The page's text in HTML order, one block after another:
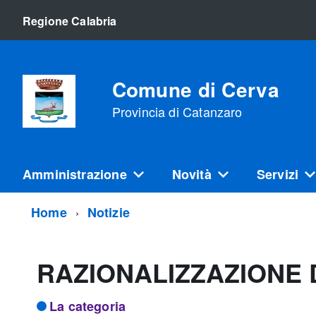
Regione Calabria
Comune di Cerva
Provincia di Catanzaro
Amministrazione Novità Servizi
Home Notizie
RAZIONALIZZAZIONE
La categoria